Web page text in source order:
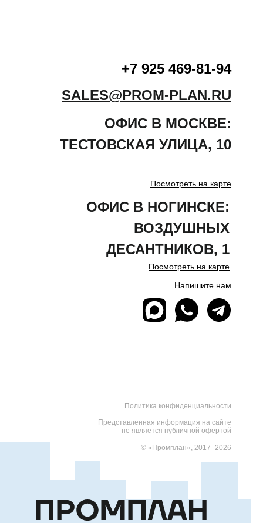
+7 925 469-81-94
SALES@PROM-PLAN.RU
ОФИС В МОСКВЕ:
ТЕСТОВСКАЯ УЛИЦА, 10
Напишите нам
ОФИС В НОГИНСКЕ:
ВОЗДУШНЫХ
ДЕСАНТНИКОВ, 1
Посмотреть на карте
Посмотреть на карте
Представленная информация на сайте
не является публичной офертой
Политика конфиденциальности
© «Промплан», 2017–2026